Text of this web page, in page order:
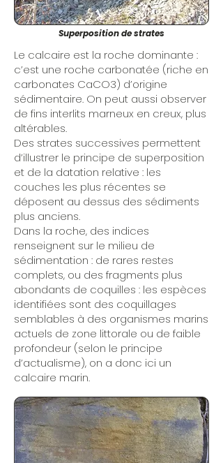
Superposition de strates
Le calcaire est la roche dominante :
c’est une roche carbonatée (riche en
carbonates CaCO3) d’origine
sédimentaire. On peut aussi observer
de fins interlits marneux en creux, plus
altérables.
Des strates successives permettent
d’illustrer le principe de superposition
et de la datation relative : les
couches les plus récentes se
déposent au dessus des sédiments
plus anciens.
Dans la roche, des indices
renseignent sur le milieu de
sédimentation : de rares restes
complets, ou des fragments plus
abondants de coquilles : les espèces
identifiées sont des coquillages
semblables à des organismes marins
actuels de zone littorale ou de faible
profondeur (selon le principe
d’actualisme), on a donc ici un
calcaire marin.